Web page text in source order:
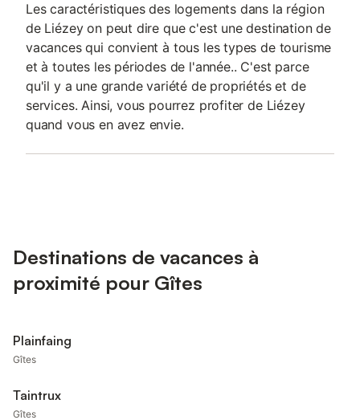
Les caractéristiques des logements dans la région
de Liézey on peut dire que c'est une destination de
vacances qui convient à tous les types de tourisme
et à toutes les périodes de l'année.. C'est parce
qu'il y a une grande variété de propriétés et de
services. Ainsi, vous pourrez profiter de Liézey
quand vous en avez envie.
Destinations de vacances à
proximité pour Gîtes
Plainfaing
Gîtes
Taintrux
Gîtes